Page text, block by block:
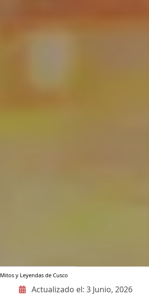
Mitos y Leyendas de Cusco
Actualizado el:3 Junio, 2026